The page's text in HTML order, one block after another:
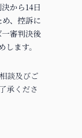
から14日
、控訴に
審判決後
ます。
談及びご
承くださ